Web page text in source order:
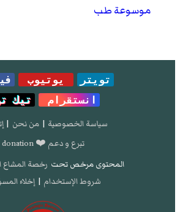
موسوعة طب
تويتر يوتيوب
انستقرام
تيك
سياسة الخصوصية | من نحن |
تبرع و دعم ❤️ donation
المحتوى مرخص تحت رخصة المشاع
شروط الإستخدام | إخلاء